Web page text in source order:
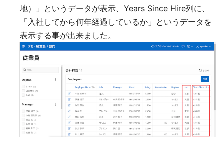
地）」というデータが表示、Years Since Hire列に、
「入社してから何年経過しているか」というデータを
表示する事が出来ました。